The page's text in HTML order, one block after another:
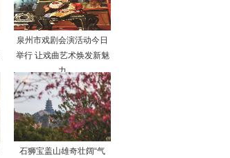
泉州市戏剧会演活动今日
举行 让戏曲艺术焕发新魅
力
石狮宝盖山雄奇壮阔“气